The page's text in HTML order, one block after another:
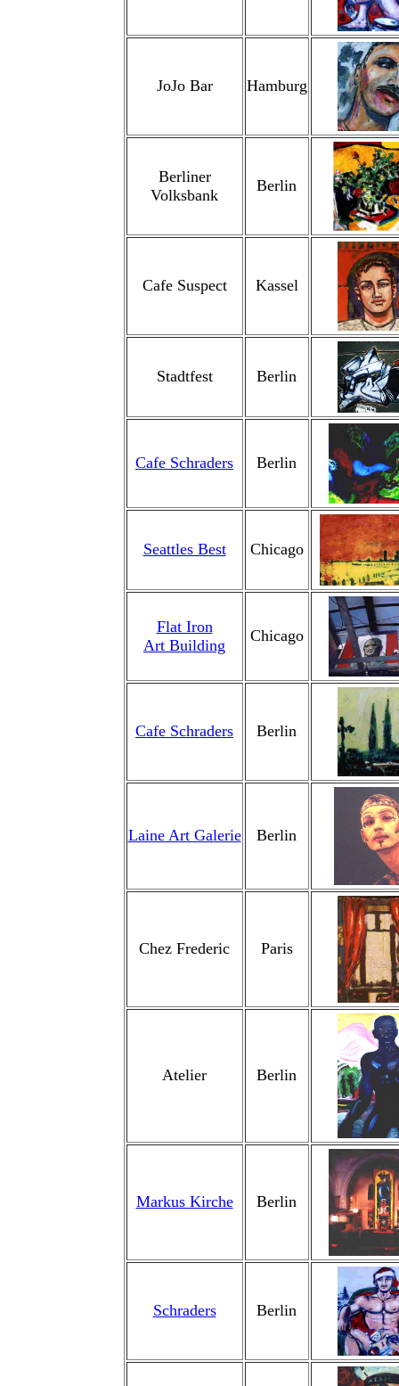
JoJo Bar Hamburg
Berliner
Volksbank
Berlin
Cafe Suspect Kassel
Stadtfest Berlin
Cafe Schraders Berlin
Seattles Best Chicago
Flat Iron
Art Building
Chicago
Cafe Schraders Berlin
Laine Art Galerie Berlin
Chez Frederic Paris
Atelier Berlin
Markus Kirche Berlin
Schraders Berlin